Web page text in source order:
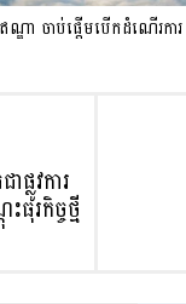
ណ្ឌា ចាប់ផ្តើមបើកដំណើរក
លូវការ
រកិច្ចថ្មី